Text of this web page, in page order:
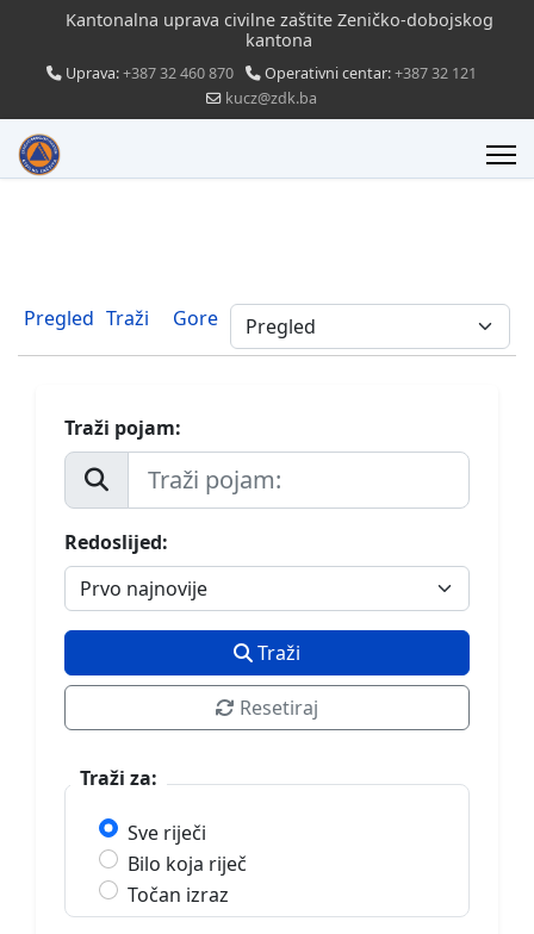
Kantonalna uprava civilne zaštite Zeničko-dobojskog
kantona
Uprava:+387 32 460 870 Operativni centar:+387 32 121
kucz@zdk.ba
Pregled Traži Gore
Traži pojam:
Redoslijed:
Traži
Resetiraj
Traži za:
Sve riječi
Bilo koja riječ
Točan izraz